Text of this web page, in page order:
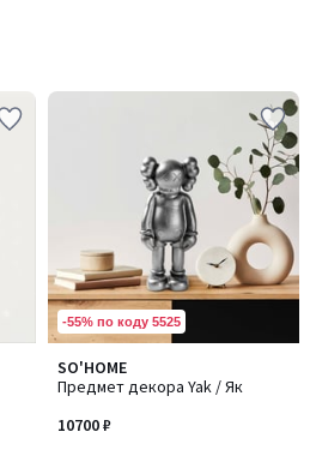
-55% по коду 5525
SO'HOME
Предмет декора Yak / Як
10700 ₽
Количество
цветов:
5